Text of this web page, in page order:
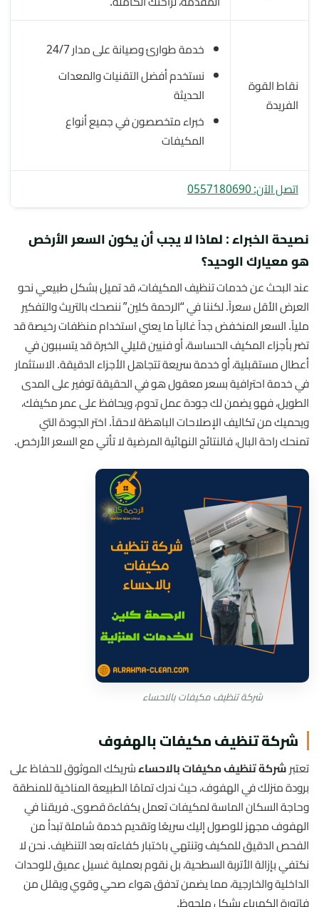
نقاط القوة
الفريدة
خدمة طوارئ وصيانة على مدار 24/7
نستخدم أفضل التقنيات والمعدات
الحديثة
خبراء متخصصون في جميع أنواع
المكيفات
اتصل الآن: 0557180690
نصيحة الخبراء : لماذا لا يجب أن يكون السعر الأرخص
هو معيارك الوحيد؟
عند البحث عن خدمات تنظيف المكيفات، قد تميل بشكل طبيعي نحو
العرض الأقل سعراً. لكننا في “الرحمة كلين” ننصحك بالتريث والتفكير
ملياً. السعر المنخفض جداً غالباً ما يعني استخدام منظفات رخيصة قد
تضر بأجزاء المكيف الحساسة، أو فنيين قليلي الخبرة قد يتسببون في
أعطال مستقبلية، أو خدمة سريعة تتجاهل الأجزاء الدقيقة. الاستثمار
في خدمة احترافية بسعر معقول هو في الحقيقة توفير على المدى
الطويل، فهو يضمن لك جودة عمل تدوم، ويحافظ على عمر مكيفك،
ويحميك من تكاليف الإصلاحات الباهظة لاحقاً. اختر الجودة التي
تمنحك راحة البال، فالنتائج النهائية المرضية لا تأتي مع السعر الأرخص.
شركة تنظيف مكيفات بالاحساء
شركة تنظيف مكيفات بالهفوف
تعتبرشركة تنظيف مكيفات بالاحساءشريكك الموثوق للحفاظ على
برودة منزلك في الهفوف، حيث ندرك تمامًا الطبيعة المناخية للمنطقة
وحاجة السكان الماسة لمكيفات تعمل بكفاءة قصوى. فريقنا في
الهفوف مجهز للوصول إليك سريعًا وتقديم خدمة شاملة تبدأ من
الفحص الدقيق للمكيف وتنتهي باختبار كفاءته بعد التنظيف. نحن لا
نكتفي بإزالة الأتربة السطحية، بل نقوم بعملية غسيل عميق للوحدات
الداخلية والخارجية، مما يضمن تدفق هواء صحي وقوي ويقلل من